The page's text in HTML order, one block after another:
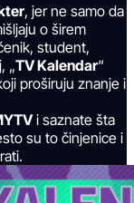
, jer ne samo da
o širem
student,
„TV Kalendar“
proširuju znanje i
i saznate šta
su to činjenice i